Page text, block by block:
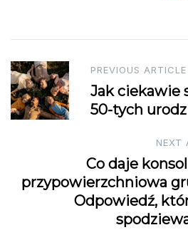
Post
navigation
PREVIOUS ARTICLE
Jak ciekawie
50-tych
NEXT
Co daje
przypowierzchniowa
Odpowiedź,